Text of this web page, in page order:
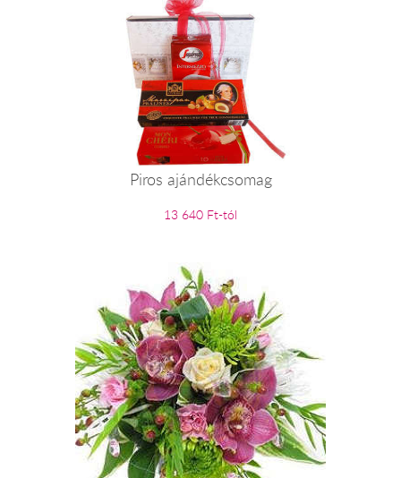
Piros ajándékcsomag
13 640 Ft-tól